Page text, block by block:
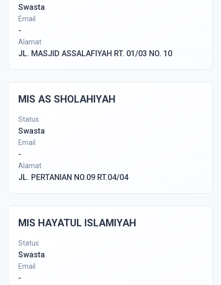
Swasta
Email
-
Alamat
JL. MASJID ASSALAFIYAH RT. 01/03 NO. 10
MIS AS SHOLAHIYAH
Status
Swasta
Email
-
Alamat
JL. PERTANIAN NO.09 RT.04/04
MIS HAYATUL ISLAMIYAH
Status
Swasta
Email
-